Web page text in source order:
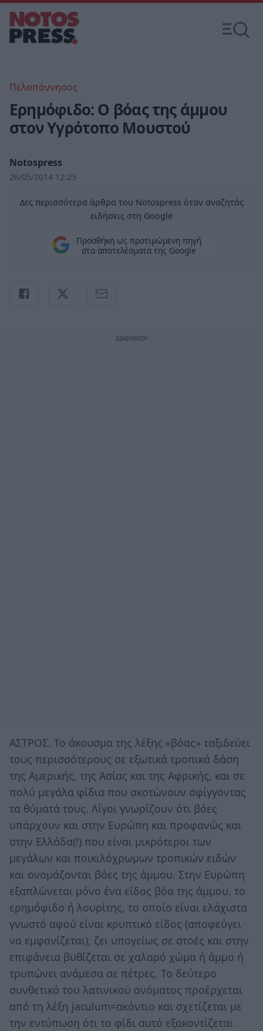
Πελοπόννησος
Ερημόφιδο: Ο βόας της άμμου
στον Υγρότοπο Μουστού
Notospress
26/05/2014 12:23
Δες περισσότερα άρθρα του Notospress όταν αναζητάς
ειδήσεις στη Google
Προσθήκη ως προτιμώμενη πηγή
στα αποτελέσματα της Google
ΑΣΤΡΟΣ. Το άκουσμα της λέξης «βόας» ταξιδεύει
τους περισσότερους σε εξωτικά τροπικά δάση
της Αμερικής, της Ασίας και της Αφρικής, και σε
πολύ μεγάλα φίδια που σκοτώνουν σφίγγοντας
τα θύματά τους. Λίγοι γνωρίζουν ότι βόες
υπάρχουν και στην Ευρώπη και προφανώς και
στην Ελλάδα(!) που είναι μικρότεροι των
μεγάλων και ποικιλόχρωμων τροπικών ειδών
και ονομάζονται βόες της άμμου. Στην Ευρώπη
εξαπλώνεται μόνο ένα είδος βόα της άμμου, το
ερημόφιδο ή λουρίτης, το οποίο είναι ελάχιστα
γνωστό αφού είναι κρυπτικό είδος (αποφεύγει
να εμφανίζεται), ζει υπογείως σε στοές και στην
επιφάνεια βυθίζεται σε χαλαρό χώμα ή άμμο ή
τρυπώνει ανάμεσα σε πέτρες. Το δεύτερο
συνθετικό του λατινικού ονόματος προέρχεται
από τη λέξη jaculum=ακόντιο και σχετίζεται με
την εντύπωση ότι το φίδι αυτό εξακοντίζεται